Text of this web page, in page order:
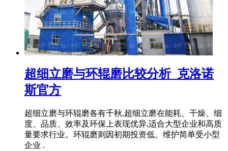
超细立磨与环辊磨比较分析_克洛诺
斯官方
超细立磨与环辊磨各有千秋,超细立磨在能耗、干燥、细
度、品质、效率及环保上表现优异,适合大型企业和高质
量要求行业。环辊磨则因初期投资低、维护简单受小型
企业 .